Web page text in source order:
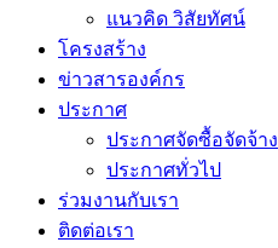
แนวคิด วิสัยทัศน์
โครงสร้าง
ข่าวสารองค์กร
ประกาศ
ประกาศจัดซื้อจัดจ้าง
ประกาศทั่วไป
ร่วมงานกับเรา
ติดต่อเรา